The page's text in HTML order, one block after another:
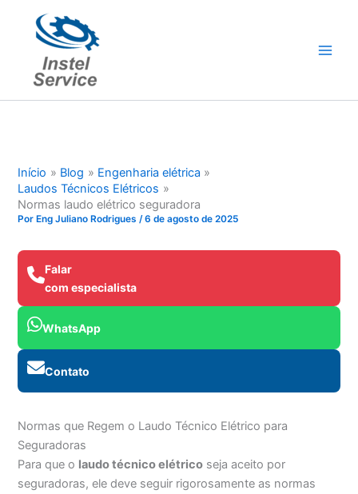
conteúdo
Início Blog
Engenharia elétrica
Laudos Técnicos Elétricos
Normas laudo elétrico seguradora
Por Eng Juliano Rodrigues/6 de agosto de 2025
Falar
com especialista
WhatsApp
Contato
Normas que Regem o Laudo Técnico Elétrico para
Seguradoras
Para que o laudo técnico elétrico seja aceito por
seguradoras, ele deve seguir rigorosamente as normas